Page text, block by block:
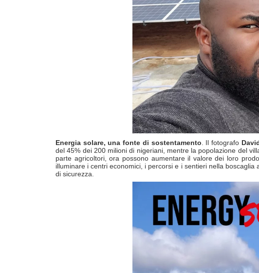
Energia solare, una fonte di sostentamento . Il fotografo
del 45% dei 200 milioni di nigeriani, mentre la popolazione del
parte agricoltori, ora possono aumentare il valore dei loro
illuminare i centri economici, i percorsi e i sentieri nella
di sicurezza.